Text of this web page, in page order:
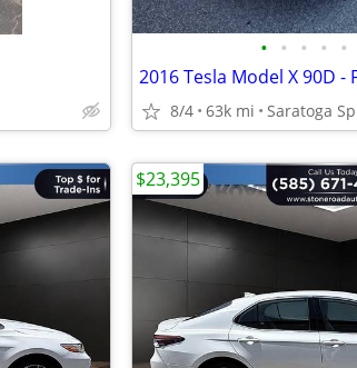
• • • • •
8/4 63k mi Saratoga
$23,395